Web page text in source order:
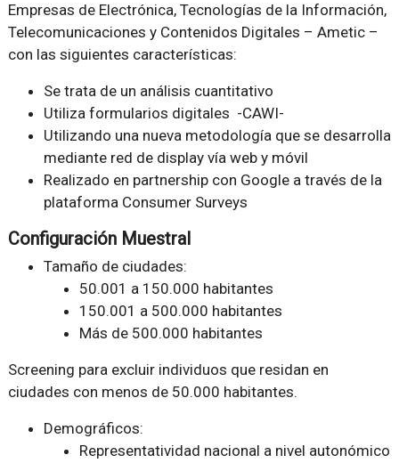
Empresas de Electrónica, Tecnologías de la Información,
Telecomunicaciones y Contenidos Digitales – Ametic –
con las siguientes características:
Se trata de un análisis cuantitativo
Utiliza formularios digitales -CAWI-
Utilizando una nueva metodología que se desarrolla
mediante red de display vía web y móvil
Realizado en partnership con Google a través de la
plataforma Consumer Surveys
Configuración Muestral
Tamaño de ciudades:
50.001 a 150.000 habitantes
150.001 a 500.000 habitantes
Más de 500.000 habitantes
Screening para excluir individuos que residan en
ciudades con menos de 50.000 habitantes.
Demográficos:
Representatividad nacional a nivel autonómico